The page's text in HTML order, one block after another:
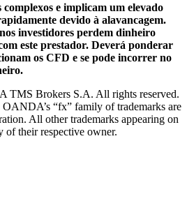
e implicam um elevado
devido à alavancagem.
investidores perdem dinheiro
este prestador. Deverá ponderar
os CFD e se pode incorrer no
TMS Brokers S.A. All rights reserved.
“fx” family of trademarks are
All other trademarks appearing on
of their respective owner.